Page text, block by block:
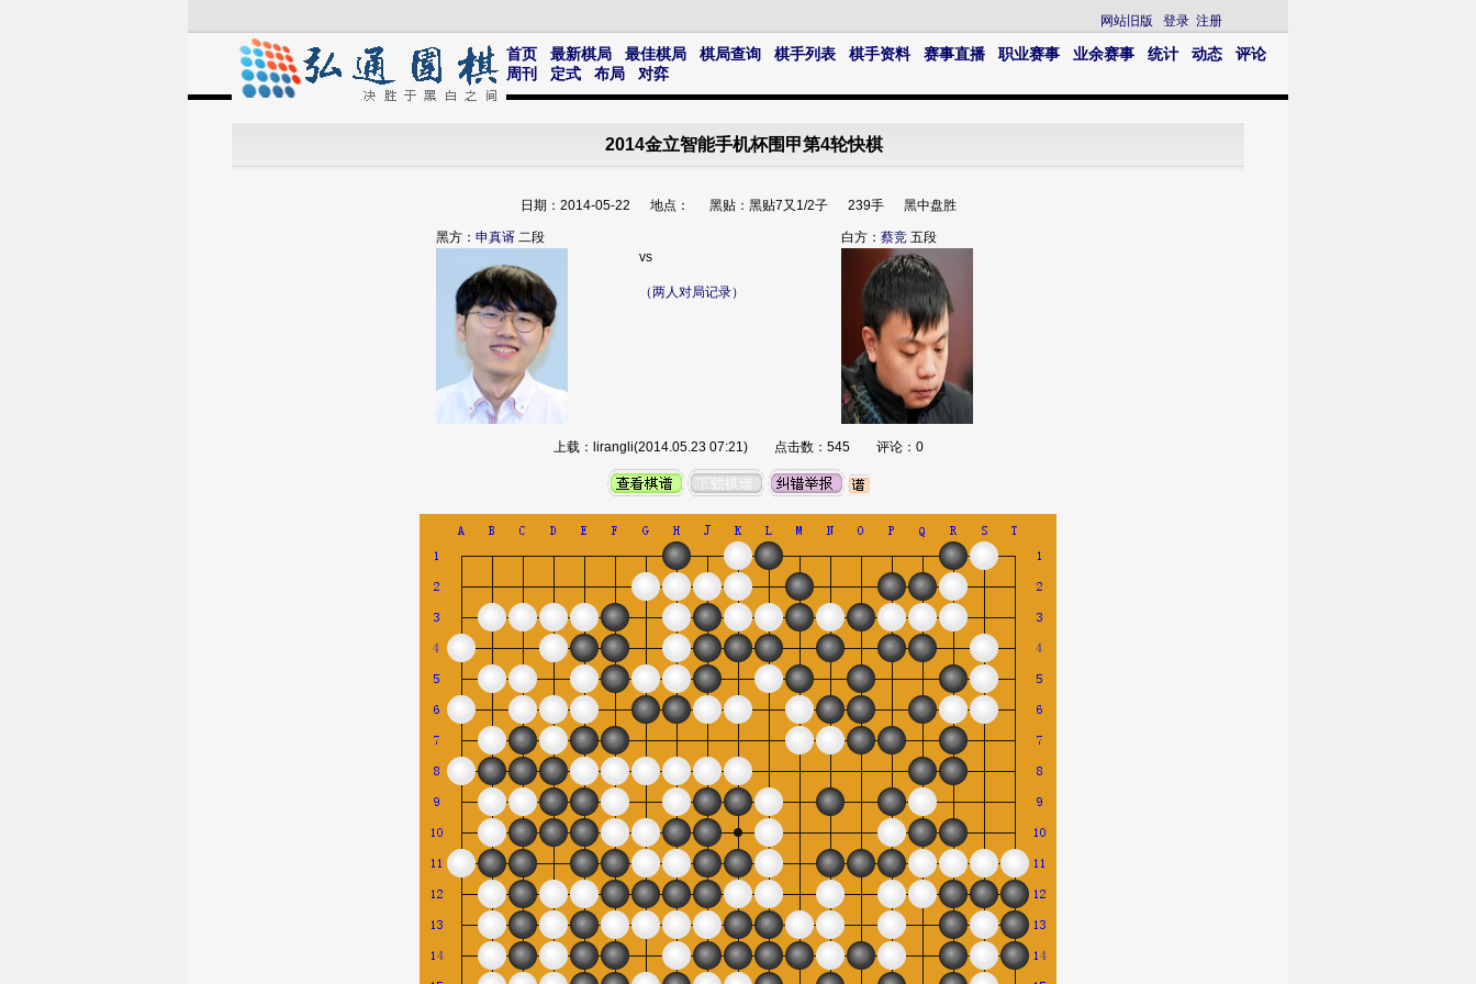
网站旧版 登录 注册
首页 最新棋局 最佳棋局 棋局查询 棋手列表 棋手资料 赛事直播 职业赛事 业余赛事 统计 动态
评论
周刊
定式 布局 对弈
2014金立智能手机杯围甲第4轮快棋
日期：2014-05-22 地点： 黑贴：黑贴7又1/2子 239手 黑中盘胜
黑方： 申真谞 二段 白方： 蔡竞 五段
vs
（两人对局记录）
上载：lirangli(2014.05.23 07:21) 点击数：545 评论：0